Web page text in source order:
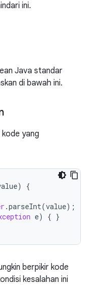
ini.
Java standar
di bawah ini.
yang
)
{
.parseInt(value);
e) { }
berpikir kode
kesalahan ini